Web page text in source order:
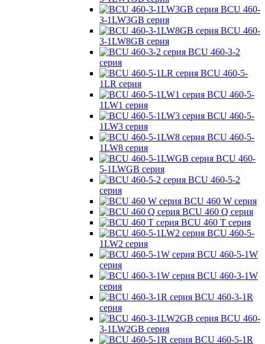
BCU 460-
3-1LW3GB серия
BCU 460-
3-1LW8GB серия
BCU 460-3-2
серия
BCU 460-5-
1LR серия
BCU 460-5-
1LW1 серия
BCU 460-5-
1LW3 серия
BCU 460-5-
1LW8 серия
BCU 460-
5-1LWGB серия
BCU 460-5-2
серия
BCU 460 W серия
BCU 460 Q серия
BCU 460 T серия
BCU 460-5-
1LW2 серия
BCU 460-5-1W
серия
BCU 460-3-1W
серия
BCU 460-3-1R
серия
BCU 460-
3-1LW2GB серия
BCU 460-5-1R